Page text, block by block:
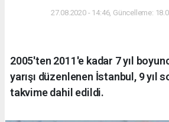
27.08.2020 - 14:46, Güncelleme:
2005'ten 2011'e kadar 7 yıl
yarışı düzenlenen İstanbul, 9 yıl
takvime dahil edildi.